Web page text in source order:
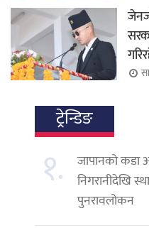
ट्रेन्डिङ
१.
जापानको कडा
निगरानीदेखि
पुनरावलोकन